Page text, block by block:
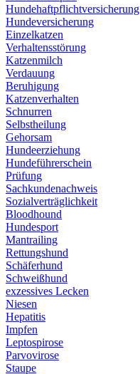
Hundehaftpflichtversicherung
Hundeversicherung
Einzelkatzen
Verhaltensstörung
Katzenmilch
Verdauung
Beruhigung
Katzenverhalten
Schnurren
Selbstheilung
Gehorsam
Hundeerziehung
Hundeführerschein
Prüfung
Sachkundenachweis
Sozialverträglichkeit
Bloodhound
Hundesport
Mantrailing
Rettungshund
Schäferhund
Schweißhund
exzessives Lecken
Niesen
Hepatitis
Impfen
Leptospirose
Parvovirose
Staupe